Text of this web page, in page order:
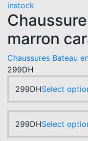
instock
marron
Chaussures Bateau
299DH
299DHSelect
299DHSelect